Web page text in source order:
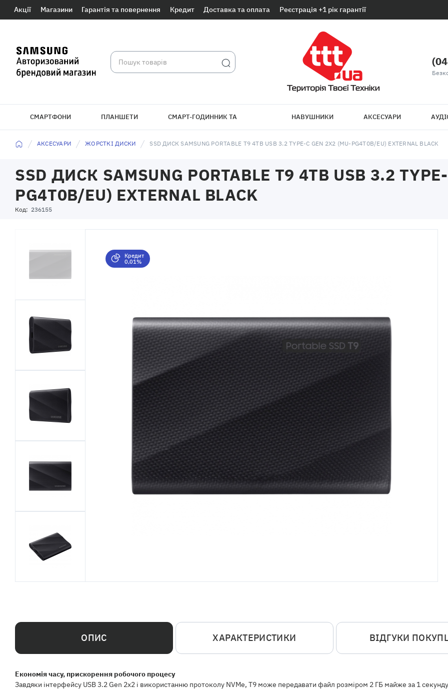
Акції Магазини Гарантія та повернення Кредит Доставка та оплата Реєстрація +1 рік гарантії
СМАРТФОНИ ПЛАНШЕТИ СМАРТ-ГОДИННИК ТА
БРАСЛЕТИ
НАВУШНИКИ АКСЕСУАРИ
ТБ
АКСЕСУАРИ ЖОРСТКІ ДИСКИ SSD ДИСК SAMSUNG PORTABLE T9 4TB USB 3.2 TYPE-C GEN 2X2 (MU-PG4T0B/EU) EXTERNAL BLACK
SSD ДИСК SAMSUNG PORTABLE T9 4TB USB 3.2
PG4T0B/EU) EXTERNAL BLACK
Код: 236155
Кредит
0,01%
ОПИС
Економія часу, прискорення робочого процесу
Завдяки інтерфейсу USB 3.2 Gen 2x2 і використанню протоколу NVMe, T9 може передавати файл розміром 2 ГБ майже за 1
ХАРАКТЕРИСТИКИ ВІДГУКИ